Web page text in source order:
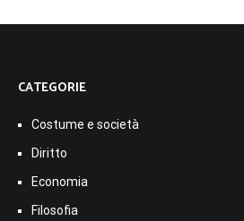
CATEGORIE
Costume e società
Diritto
Economia
Filosofia